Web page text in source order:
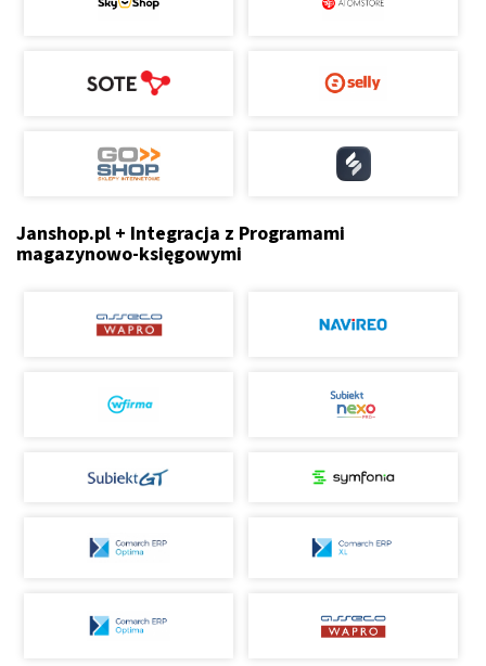
Janshop.pl + Integracja z Programami
magazynowo-księgowymi